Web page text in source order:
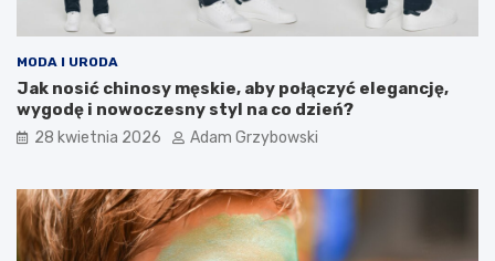
MODA I URODA
Jak nosić chinosy męskie, aby połączyć elegancję,
wygodę i nowoczesny styl na co dzień?
28 kwietnia 2026 Adam Grzybowski